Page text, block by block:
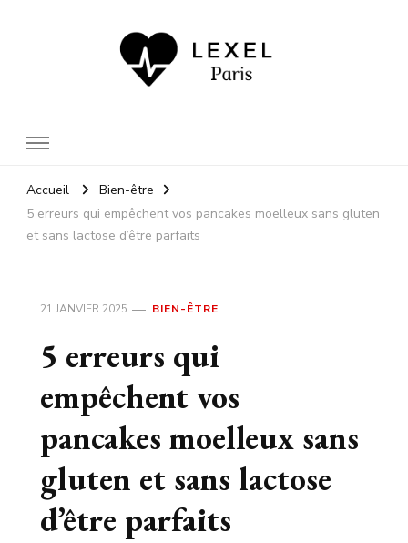
Accueil
Bien-être
5 erreurs qui empêchent vos pancakes moelleux sans gluten
et sans lactose d’être parfaits
21 JANVIER 2025 BIEN-ÊTRE
5 erreurs qui
empêchent vos
pancakes moelleux sans
gluten et sans lactose
d’être parfaits